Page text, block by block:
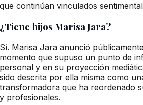
que continúan vinculados
¿Tiene hijos Marisa Jara?
Sí. Marisa Jara anunció
momento que supuso un punto de
personal y en su proyección
sido descrita por ella misma como
transformadora que ha reordenado
y profesionales.